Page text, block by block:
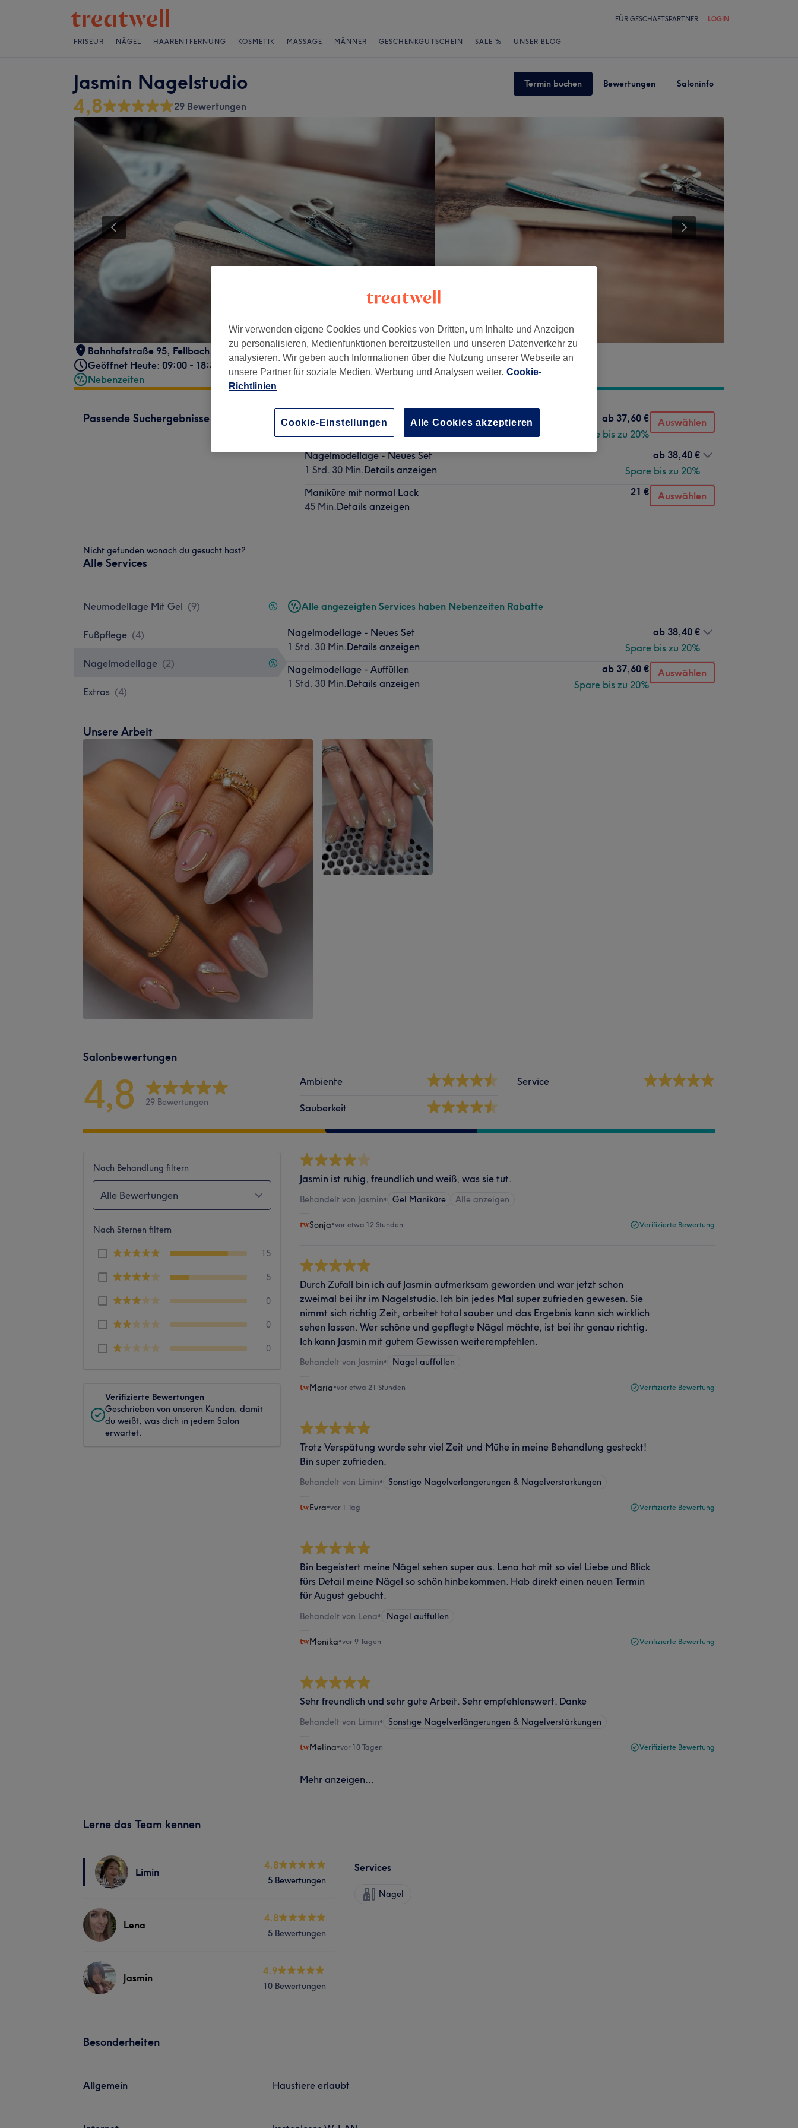
FÜR GESCHÄFTSPARTNER LOGIN
FRISEUR NÄGEL HAARENTFERNUNG KOSMETIK MASSAGE MÄNNER GESCHENKGUTSCHEIN SALE % UNSER BLOG
Jasmin Nagelstudio Termin buchen Bewertungen Saloninfo
4,8 29 Bewertungen
Bahnhofstraße 95, Fellbach
70736
Geöffnet Heute: 09:00 - 18:30
Nebenzeiten
Passende Suchergebnisse
Nagelmodellage - Auffüllen
ab 37,60 €
Spare bis zu 20%
Auswählen
Nagelmodellage - Neues Set
1 Std. 30 Min.Details anzeigen
ab 38,40 €
Spare bis zu 20%
Maniküre mit normal Lack
45 Min.Details anzeigen
21 € Auswählen
Nicht gefunden wonach du gesucht hast?
Alle Services
Neumodellage Mit Gel (9)
Fußpflege (4)
Nagelmodellage (2)
Extras (4)
Alle angezeigten Services haben Nebenzeiten Rabatte
Nagelmodellage - Neues Set
1 Std. 30 Min.Details anzeigen
ab 38,40 €
Spare bis zu 20%
Nagelmodellage - Auffüllen
1 Std. 30 Min.Details anzeigen
ab 37,60 €
Spare bis zu 20%
Auswählen
Unsere Arbeit
Salonbewertungen
4,8 29 Bewertungen
Ambiente
Sauberkeit
Service
Nach Behandlung filtern
Alle Bewertungen
Nach Sternen filtern
15
5
0
0
0
Verifizierte Bewertungen
Geschrieben von unseren Kunden, damit
du weißt, was dich in jedem Salon
erwartet.
Jasmin ist ruhig, freundlich und weiß, was sie tut.
Behandelt von Jasmin• Gel Maniküre Alle anzeigen
Sonja•vor etwa 12 Stunden Verifizierte Bewertung
Durch Zufall bin ich auf Jasmin aufmerksam geworden und war jetzt schon
zweimal bei ihr im Nagelstudio. Ich bin jedes Mal super zufrieden gewesen. Sie
nimmt sich richtig Zeit, arbeitet total sauber und das Ergebnis kann sich wirklich
sehen lassen. Wer schöne und gepflegte Nägel möchte, ist bei ihr genau richtig.
Ich kann Jasmin mit gutem Gewissen weiterempfehlen.
Behandelt von Jasmin• Nägel auffüllen
Maria•vor etwa 21 Stunden Verifizierte Bewertung
Trotz Verspätung wurde sehr viel Zeit und Mühe in meine Behandlung gesteckt!
Bin super zufrieden.
Behandelt von Limin• Sonstige Nagelverlängerungen & Nagelverstärkungen
Evra•vor 1 Tag Verifizierte Bewertung
Bin begeistert meine Nägel sehen super aus. Lena hat mit so viel Liebe und Blick
fürs Detail meine Nägel so schön hinbekommen. Hab direkt einen neuen Termin
für August gebucht.
Behandelt von Lena• Nägel auffüllen
Monika•vor 9 Tagen Verifizierte Bewertung
Sehr freundlich und sehr gute Arbeit. Sehr empfehlenswert. Danke
Behandelt von Limin• Sonstige Nagelverlängerungen & Nagelverstärkungen
Melina•vor 10 Tagen Verifizierte Bewertung
Mehr anzeigen...
Lerne das Team kennen
Limin
4.8
5 Bewertungen
Lena
4.8
5 Bewertungen
Jasmin
4.9
10 Bewertungen
Services
Nägel
Besonderheiten
Allgemein Haustiere erlaubt
Wir verwenden eigene Cookies und Cookies von Dritten, um Inhalte und Anzeigen
zu personalisieren, Medienfunktionen bereitzustellen und unseren Datenverkehr zu
analysieren. Wir geben auch Informationen über die Nutzung unserer Webseite an
unsere Partner für soziale Medien, Werbung und Analysen weiter. Cookie-
Richtlinien
Cookie-Einstellungen Alle Cookies akzeptieren